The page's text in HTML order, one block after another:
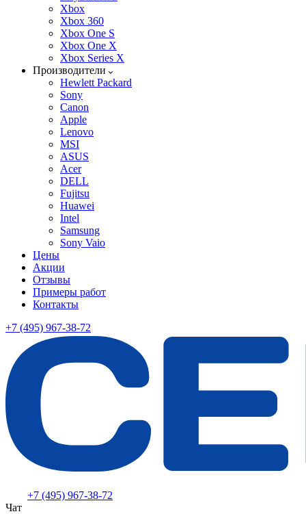
Xbox
Xbox 360
Xbox One S
Xbox One X
Xbox Series X
Производители
Hewlett Packard
Sony
Canon
Apple
Lenovo
MSI
ASUS
Acer
DELL
Fujitsu
Huawei
Intel
Samsung
Sony Vaio
Цены
Акции
Отзывы
Примеры работ
Контакты
+7 (495) 967-38-72
+7 (495) 967-38-72
Чат